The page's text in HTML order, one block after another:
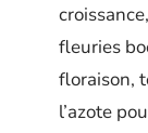
fleuries
floraison,
l’azote